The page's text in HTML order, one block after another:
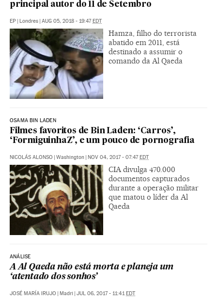
principal autor do 11 de Setembro
EP | Londres | AUG 05, 2018 - 19:47EDT
Hamza, filho do terrorista
abatido em 2011, está
destinado a assumir o
comando da Al Qaeda
OSAMA BIN LADEN
Filmes favoritos de Bin Laden: ‘Carros’,
‘FormiguinhaZ’, e um pouco de pornografia
NICOLÁS ALONSO | Washington | NOV 04, 2017 - 07:47EDT
CIA divulga 470.000
documentos capturados
durante a operação militar
que matou o líder da Al
Qaeda
ANÁLISE
A Al Qaeda não está morta e planeja um
‘atentado dos sonhos’
JOSÉ MARÍA IRUJO | Madri | JUL 06, 2017 - 11:41EDT